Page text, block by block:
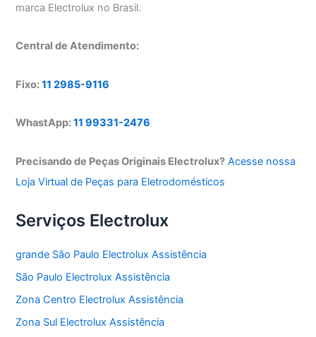
marca Electrolux no Brasil.
Central de Atendimento:
Fixo:11 2985-9116
WhastApp:11 99331-2476
Precisando de Peças Originais Electrolux? Acesse nossa
Loja Virtual de Peças para Eletrodomésticos
Serviços Electrolux
grande São Paulo Electrolux Assistência
São Paulo Electrolux Assistência
Zona Centro Electrolux Assistência
Zona Sul Electrolux Assistência